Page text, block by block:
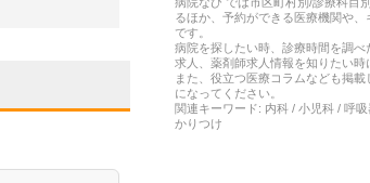
るほか、予約ができる医療機関や
です。
病院を探したい時、診療時間を調
求人、薬剤師求人情報を知りたい時
また、役立つ医療コラムなども掲
になってください。
関連キーワード: 内科 / 小児科 / 呼
かりつけ